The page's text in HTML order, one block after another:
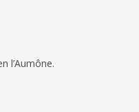
l’Aumône.